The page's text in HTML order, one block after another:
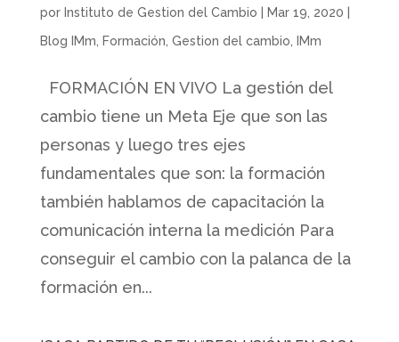
por Instituto de Gestion del Cambio Mar 19, 2020
Blog IMm
Formación Gestion del cambio IMm
FORMACIÓN EN VIVO La gestión del
cambio tiene un Meta Eje que son las
personas y luego tres ejes
fundamentales que son: la formación
también hablamos de capacitación la
comunicación interna la medición Para
conseguir el cambio con la palanca de la
formación en...